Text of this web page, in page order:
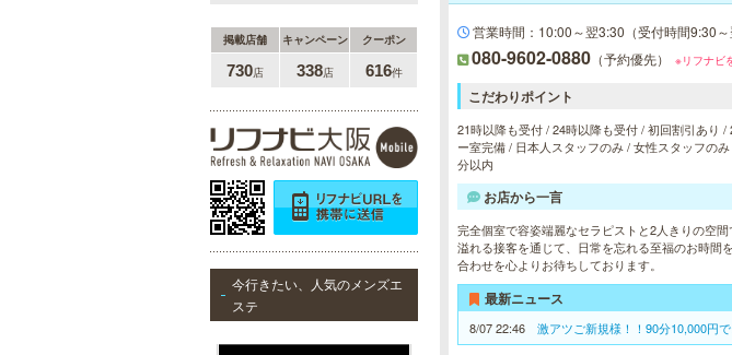
掲載店舗 キャンペーン クーポン
730店 338店 616件
今行きたい、人気のメンズエ
ステ
DAZZLE（ダズル）
新大阪駅東口徒歩１分！大阪のメン
エス業界の中でも最高クラスのクオ
リティ!!厳選に厳選を重ねたセラピ
ストが何度も何度もトレーニングを
受け実現しました。日々の疲れを解
きほぐす極上のお時間をご堪能くだ
さい。
当たりSPA 日本橋店
当店では、少しでも多くのお客様に
ご利用して頂く為に無料専用駐車場
営業時間：10:00～翌3:30（受付時間9:30～
080-9602-0880 （予約優先） ※リフナビ
こだわりポイント
21時以降も受付 / 24時以降も受付 / 初回割引あり
ー室完備 / 日本人スタッフのみ / 女性スタッフの
分以内
お店から一言
完全個室で容姿端麗なセラピストと2人きりの空
溢れる接客を通じて、日常を忘れる至福のお時間
合わせを心よりお待ちしております。
最新ニュース
8/07 22:46 激アツご新規様！！90分10,000円で